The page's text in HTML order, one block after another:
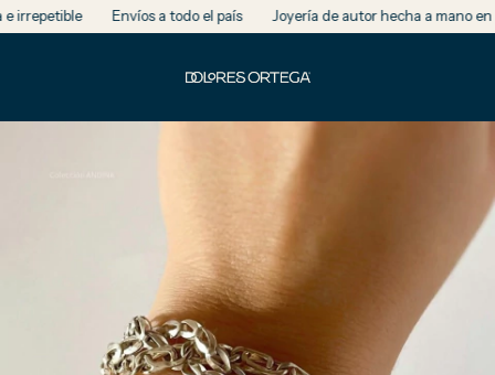
Envíos a todo el país Joyería de autor hecha a mano en